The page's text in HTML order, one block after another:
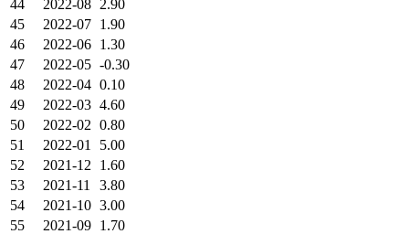
44
2022-08 2.90
45
2022-07 1.90
46
2022-06 1.30
47
2022-05 -0.30
48
2022-04 0.10
49
2022-03 4.60
50
2022-02 0.80
51
2022-01
5.00
52
2021-12
1.60
53
2021-11
3.80
54
2021-10 3.00
55
2021-09 1.70